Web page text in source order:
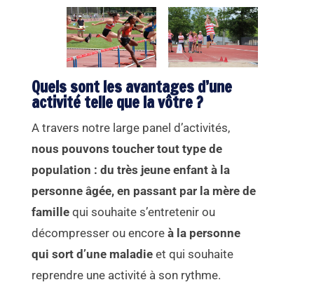
Quels sont les avantages d’une
activité telle que la vôtre ?
A travers notre large panel d’activités,
nous pouvons toucher tout type de
population : du très jeune enfant à la
personne âgée, en passant par la mère de
famillequi souhaite s’entretenir ou
décompresser ou encore à la personne
qui sort d’une maladie et qui souhaite
reprendre une activité à son rythme.